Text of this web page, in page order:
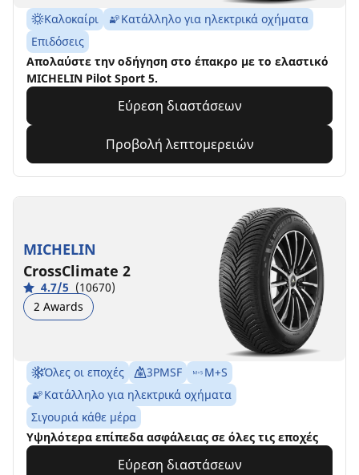
Καλοκαίρι
Κατάλληλο για ηλεκτρικά οχήματα
Επιδόσεις
Aπολαύστε την οδήγηση στο έπακρο με το ελαστικό
MICHELIN Pilot Sport 5.
Εύρεση διαστάσεων
Προβολή λεπτομερειών
MICHELIN
CrossClimate 2
4.7/5 (10670)
2 Awards
Όλες οι εποχές 3PMSF
M+S
Κατάλληλο για ηλεκτρικά οχήματα
Σιγουριά κάθε μέρα
Υψηλότερα επίπεδα ασφάλειας σε όλες τις εποχές
Εύρεση διαστάσεων